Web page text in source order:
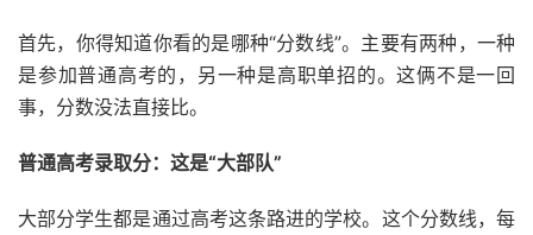
首先，你得知道你看的是哪种“分数线”。主要有两种，一种
是参加普通高考的，另一种是高职单招的。这俩不是一回
事，分数没法直接比。
普通高考录取分：这是“大部队”
大部分学生都是通过高考这条路进的学校。这个分数线，每